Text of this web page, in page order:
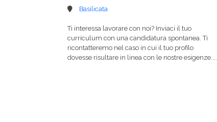
Basilicata
Ti interessa lavorare con noi? Inviaci il tuo
curriculum con una candidatura spontanea. Ti
ricontatteremo nel caso in cui il tuo profilo
dovesse risultare in linea con le nostre esigenze....